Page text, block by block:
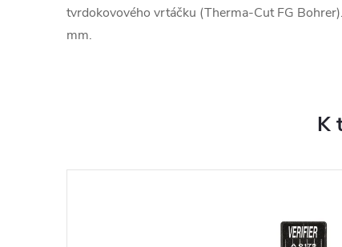
tvrdokovového vrtáčku (Therma-Cut FG
mm.
K